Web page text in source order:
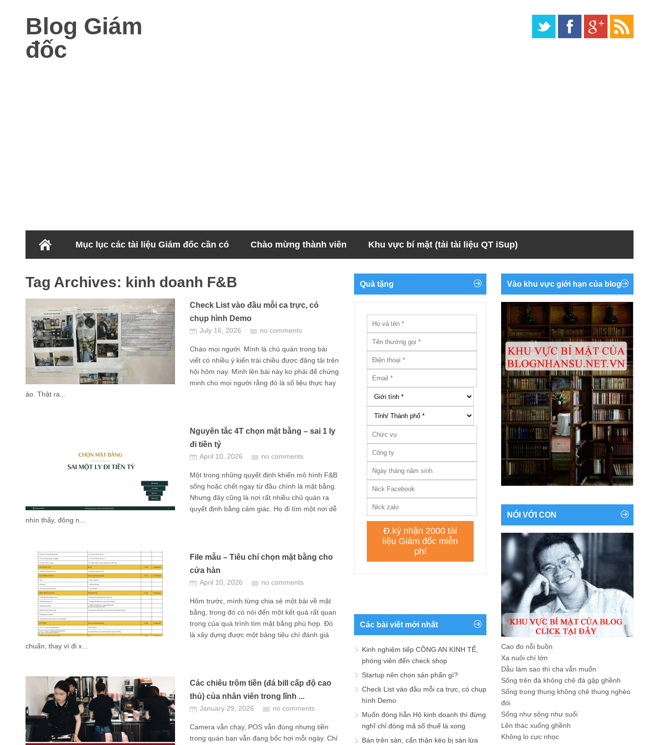
Blog Giám
đốc
Mục lục các tài liệu Giám đốc cần có Chào mừng thành viên Khu vực bí mật (tải tài liệu QT iSup)
Tag Archives: kinh doanh F&B
Check List vào đầu mỗi ca trực, có
chụp hình Demo
July 16, 2026 no comments
Chào mọi người. Mình là chủ quán trong bài
viết có nhiều ý kiến trái chiều được đăng tải trên
hội hôm nay. Mình lên bài này ko phải để chứng
minh cho mọi người rằng đó là số liệu thực hay
ảo. Thật ra...
Nguyên tắc 4T chọn mặt bằng – sai 1 ly
đi tiền tỷ
April 10, 2026 no comments
Một trong những quyết định khiến mô hình F&B
sống hoặc chết ngay từ đầu chính là mặt bằng.
Nhưng đây cũng là nơi rất nhiều chủ quán ra
quyết định bằng cảm giác. Họ đi tìm một nơi dễ
nhìn thấy, đông n...
File mẫu – Tiêu chí chọn mặt bằng cho
cửa hàn
April 10, 2026 no comments
Hôm trước, mình từng chia sẻ một bài về mặt
bằng, trong đó có nói đến một kết quả rất quan
trọng của quá trình tìm mặt bằng phù hợp. Đó
là xây dựng được một bảng tiêu chí đánh giá
chuẩn, thay vì đi x...
Các chiêu trôm tiền (đá bill cấp độ cao
thủ) của nhân viên trong lĩnh ...
January 29, 2026 no comments
Camera vẫn chạy, POS vẫn đúng nhưng tiền
trong quán bạn vẫn đang bốc hơi mỗi ngày. Chỉ
Quà tặng
Các bài viết mới nhất
Kinh nghiệm tiếp CÔNG AN KINH TẾ,
phóng viên đến check shop
Startup nên chọn sản phẩn gì?
Check List vào đầu mỗi ca trực, có chụp
hình Demo
Muốn đóng hẳn Hộ kinh doanh thì đừng
nghĩ chỉ đóng mã số thuế là xong
Bán trên sàn, cẩn thận kẻo bị sàn lừa
Vào khu vực giới hạn của blog
NÓI VỚI CON
Cao đo nỗi buồn
Xa nuôi chí lớn
Dẫu làm sao thì cha vẫn muốn
Sống trên đá không chê đá gập ghềnh
Sống trong thung không chê thung nghèo
đói
Sống như sông như suối
Lên thác xuống ghềnh
Không lo cực nhọc